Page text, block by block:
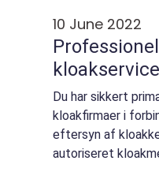
10 June 2022
Du har sikkert
kloakfirmaer i
eftersyn af
autoriseret